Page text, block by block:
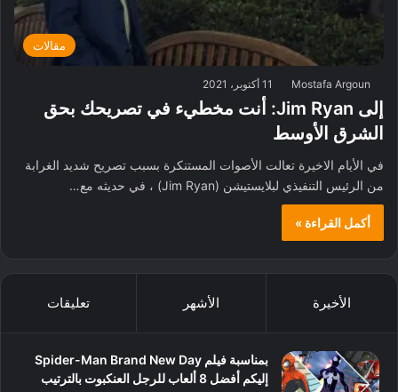
مقالات
Mostafa Argoun 11 أكتوبر، 2021
إلى Jim Ryan: أنت مخطيء في تصريحك بحق
الشرق الأوسط
في الأيام الاخيرة تعالت الأصوات المستنكرة بسبب تصريح شديد الغرابة
من الرئيس التنفيذي لبلايستيشن (Jim Ryan) ، في حديثه مع…
أكمل القراءة »
الأخيرة الأشهر تعليقات
بمناسبة فيلم Spider-Man Brand New Day
إليكم أفضل 8 ألعاب للرجل العنكبوت بالترتيب